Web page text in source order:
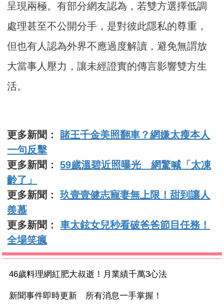
呈現兩極。有部分網友認為，若雙方選擇低調
處理甚至不公開分手，是對彼此隱私的尊重，
但也有人認為外界不應過度解讀，避免無謂放
大當事人壓力，讓未經證實的傳言影響雙方生
活。
更多新聞： 賭王千金美照翻車？網嫌太瘦本人
一句反擊
更多新聞：59歲溫碧近照曝光 網驚喊「太凍
齡了」
更多新聞：玖壹壹健志寵妻無上限！甜到讓人
羨慕
更多新聞：車太鉉女兒秒看破爸爸節目任務！
全場笑瘋
46歲料理網紅肥大叔逝！月業績千萬3心法
新聞事件即時更新 所有消息一手掌握！